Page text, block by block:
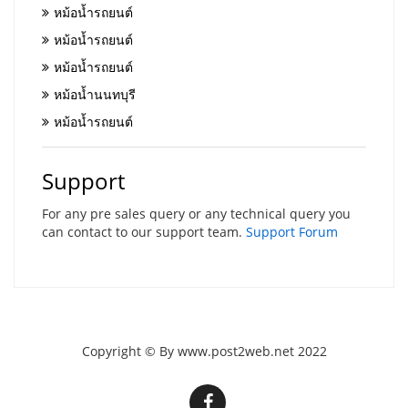
หม้อน้ำรถยนต์
หม้อน้ำรถยนต์
หม้อน้ำรถยนต์
หม้อน้ำนนทบุรี
หม้อน้ำรถยนต์
Support
For any pre sales query or any technical query you
can contact to our support team. Support Forum
Copyright © By www.post2web.net 2022